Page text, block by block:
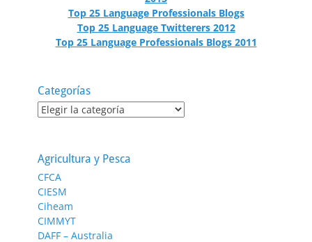
Top 25 Language Professionals Blogs
Top 25 Language Twitterers 2012
Top 25 Language Professionals Blogs 2011
Categorías
Categorías
Agricultura y Pesca
CFCA
CIESM
Ciheam
CIMMYT
DAFF – Australia